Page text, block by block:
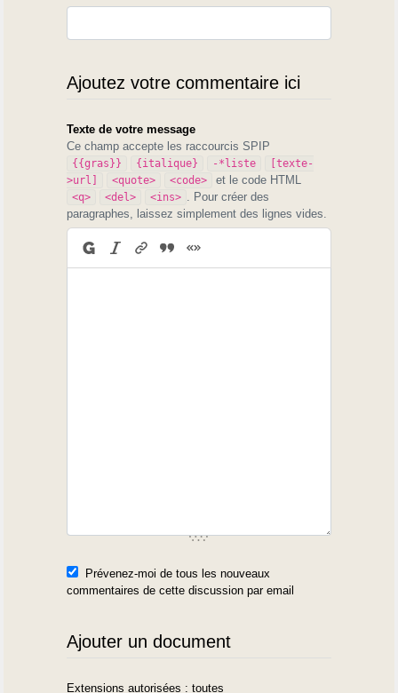
Ajoutez votre commentaire ici
Texte de votre message
Ce champ accepte les raccourcis SPIP
{{gras}} {italique} -*liste
[texte-
>url]
<quote> <code> et le code HTML
<q> <del> <ins>
. Pour créer des
paragraphes, laissez simplement des lignes vides.
Prévenez-moi de tous les nouveaux
commentaires de cette discussion par email
Ajouter un document
Extensions autorisées : toutes